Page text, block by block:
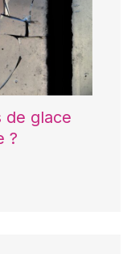
de glace
?